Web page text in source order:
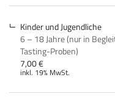
Kinder und Jugendliche
6 – 18 Jahre (nur in
Tasting-Proben)
7,00 €
inkl. 19% MwSt.